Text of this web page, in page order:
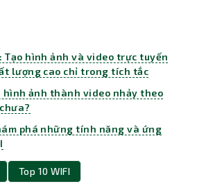
Tạo hình ảnh và video trực tuyến
lượng cao chỉ trong tích tắc
hình ảnh thành video nhảy theo
phá những tính năng và ứng
Top 10 WIFI